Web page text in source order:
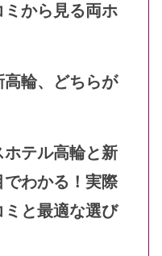
から見る両ホ
輪、どちらが
ホテル高輪と新
わかる！実際
と最適な選び